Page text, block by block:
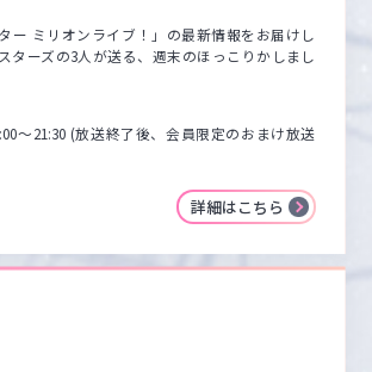
ー ミリオンライブ！」の最新情報をお届けし
ターズの3人が送る、週末のほっこりかしまし
〜21:30 (放送終了後、会員限定のおまけ放送
詳細はこちら